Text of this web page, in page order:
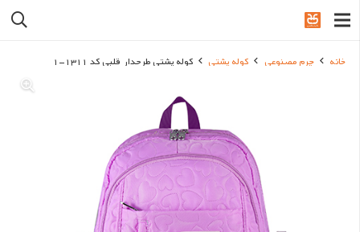
خانه چرم مصنوعی کوله پشتی کوله پشتی طرحدار قلبی کد 1311-1